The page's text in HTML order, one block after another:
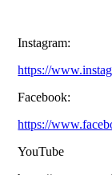
Instagram:
https://
Facebook:
https://
YouTube